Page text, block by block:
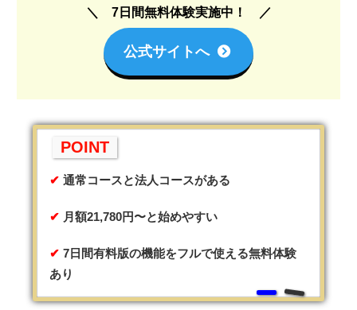
7日間無料体験実施中！
公式サイトへ
POINT
通常コースと法人コースがある
月額21,780円〜と始めやすい
7日間有料版の機能をフルで使える無料体験
あり